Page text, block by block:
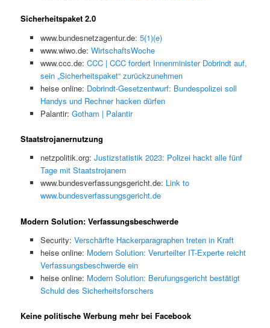
Sicherheitspaket 2.0
www.bundesnetzagentur.de: 5(1)(e)
www.wiwo.de: WirtschaftsWoche
www.ccc.de: CCC | CCC fordert Innenminister Dobrindt auf,
sein „Sicherheitspaket“ zurückzunehmen
heise online: Dobrindt-Gesetzentwurf: Bundespolizei soll
Handys und Rechner hacken dürfen
Palantir: Gotham | Palantir
Staatstrojanernutzung
netzpolitik.org: Justizstatistik 2023: Polizei hackt alle fünf
Tage mit Staatstrojanern
www.bundesverfassungsgericht.de: Link to
www.bundesverfassungsgericht.de
Modern Solution: Verfassungsbeschwerde
Security: Verschärfte Hackerparagraphen treten in Kraft
heise online: Modern Solution: Verurteilter IT-Experte reicht
Verfassungsbeschwerde ein
heise online: Modern Solution: Berufungsgericht bestätigt
Schuld des Sicherheitsforschers
Keine politische Werbung mehr bei Facebook